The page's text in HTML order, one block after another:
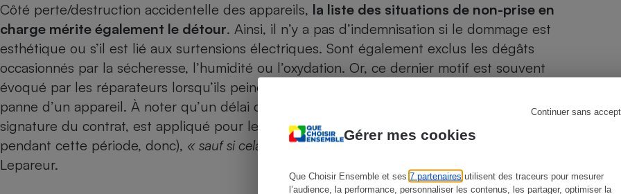
Gérer mes cookies
Que Choisir Ensemble et ses 7 partenaires utilisent des traceurs pour mesurer
l’audience, la performance, personnaliser les contenus, les partager, optimiser la
Continuer sans
Côté perte/destruction accidentelle des appareils, la liste des situations de non-prise en
charge mérite également le détour. Ainsi, il n’y a pas d’indemnisation si le dommage est
esthétique ou s’il est lié aux surtensions électriques. Sont également exclus les dégâts
occasionnés par la sécheresse, l’humidité ou l’oxydation. Or, ce dernier motif est souvent
évoqué par les réparateurs lorsqu’ils peinent ou rechignent à trouver les causes réelles de la
panne d’un appareil. À noter qu’un délai de carence de six mois, qui court à compter de la
signature du contrat, est appliqué pour le bris de vitre des appareils (pas d’indemnisation
pendant cette période, donc), « sauf si cela empêche vraiment leur utilisation », indique Julien
Lepareur.
Robot ménager